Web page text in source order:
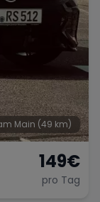
Main (49 km)
149€
pro Tag